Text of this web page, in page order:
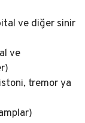
ve diğer sinir
ve
tremor ya